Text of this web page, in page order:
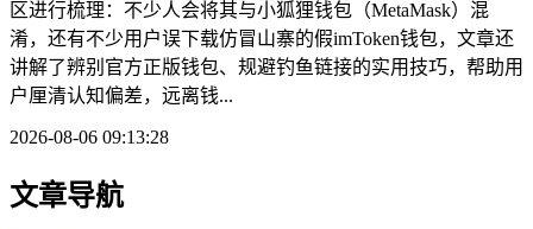
区进行梳理：不少人会将其与小狐狸钱包（MetaMask）混
淆，还有不少用户误下载仿冒山寨的假imToken钱包，文章还
讲解了辨别官方正版钱包、规避钓鱼链接的实用技巧，帮助用
户厘清认知偏差，远离钱...
2026-08-06 09:13:28
文章导航